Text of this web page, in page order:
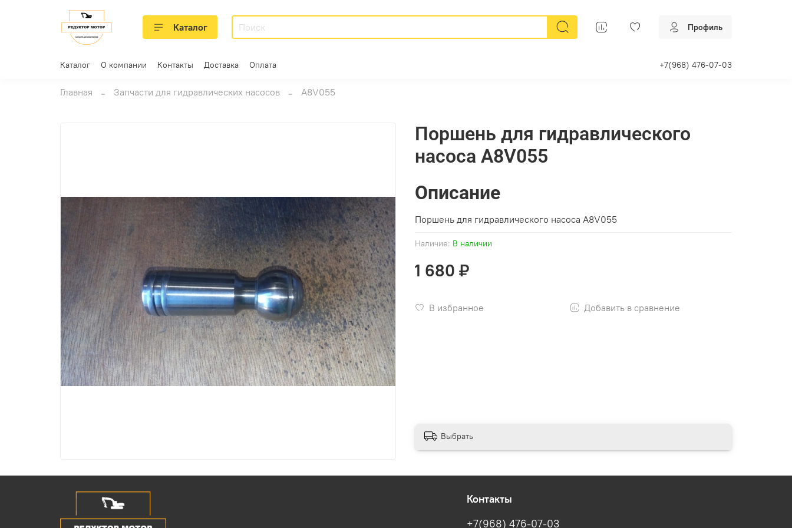
Каталог Профиль
Каталог О компании Контакты Доставка Оплата +7(968) 476-07-03
Главная Запчасти для гидравлических насосов A8V055
Наличие: В наличии
Поршень для гидравлического
насоса A8V055
1 680 ₽
В избранное Добавить в сравнение
Описание
Поршень для гидравлического насоса A8V055
Выбрать
Контакты
+7(968) 476-07-03